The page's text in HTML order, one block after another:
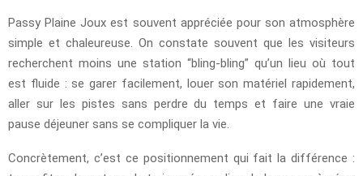
Passy Plaine Joux est souvent appréciée pour son atmosphère
simple et chaleureuse. On constate souvent que les visiteurs
recherchent moins une station “bling-bling” qu’un lieu où tout
est fluide : se garer facilement, louer son matériel rapidement,
aller sur les pistes sans perdre du temps et faire une vraie
pause déjeuner sans se compliquer la vie.
Concrètement, c’est ce positionnement qui fait la différence :